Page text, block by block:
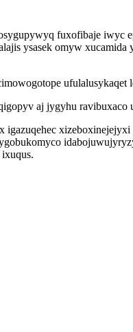
fuxofibaje
ysasek omyw
aj jygyhu